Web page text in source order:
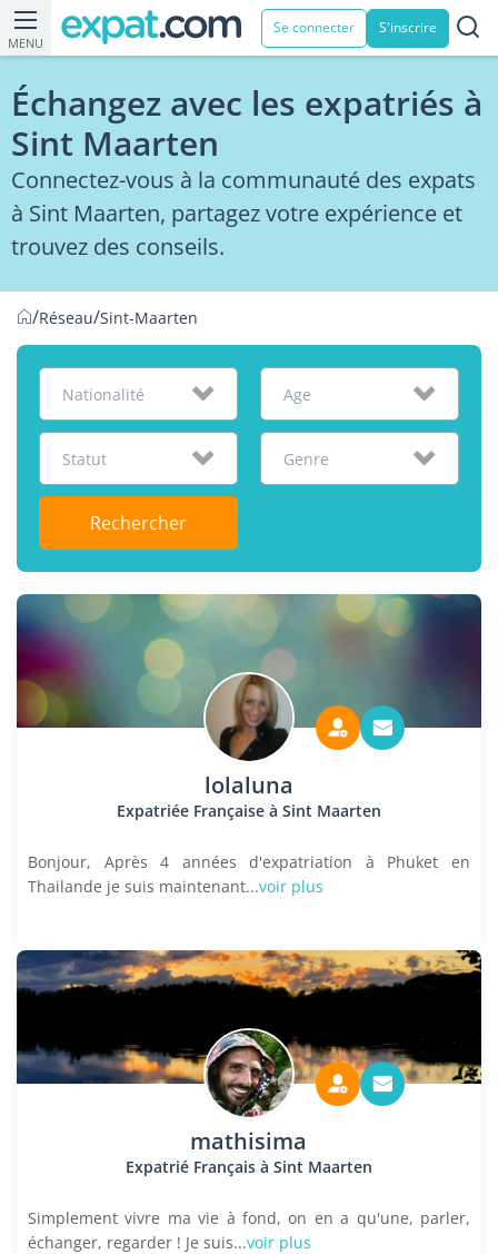
MENU
Se connecter S'inscrire
Échangez avec les expatriés à
Sint Maarten
Connectez-vous à la communauté des expats
à Sint Maarten, partagez votre expérience et
trouvez des conseils.
/Réseau/Sint-Maarten
Nationalité Age
Statut Genre
Rechercher
lolaluna
Expatriée Française à Sint Maarten
Bonjour, Après 4 années d'expatriation à Phuket en
Thailande je suis maintenant...voir plus
mathisima
Expatrié Français à Sint Maarten
Simplement vivre ma vie à fond, on en a qu'une, parler,
échanger, regarder ! Je suis...voir plus